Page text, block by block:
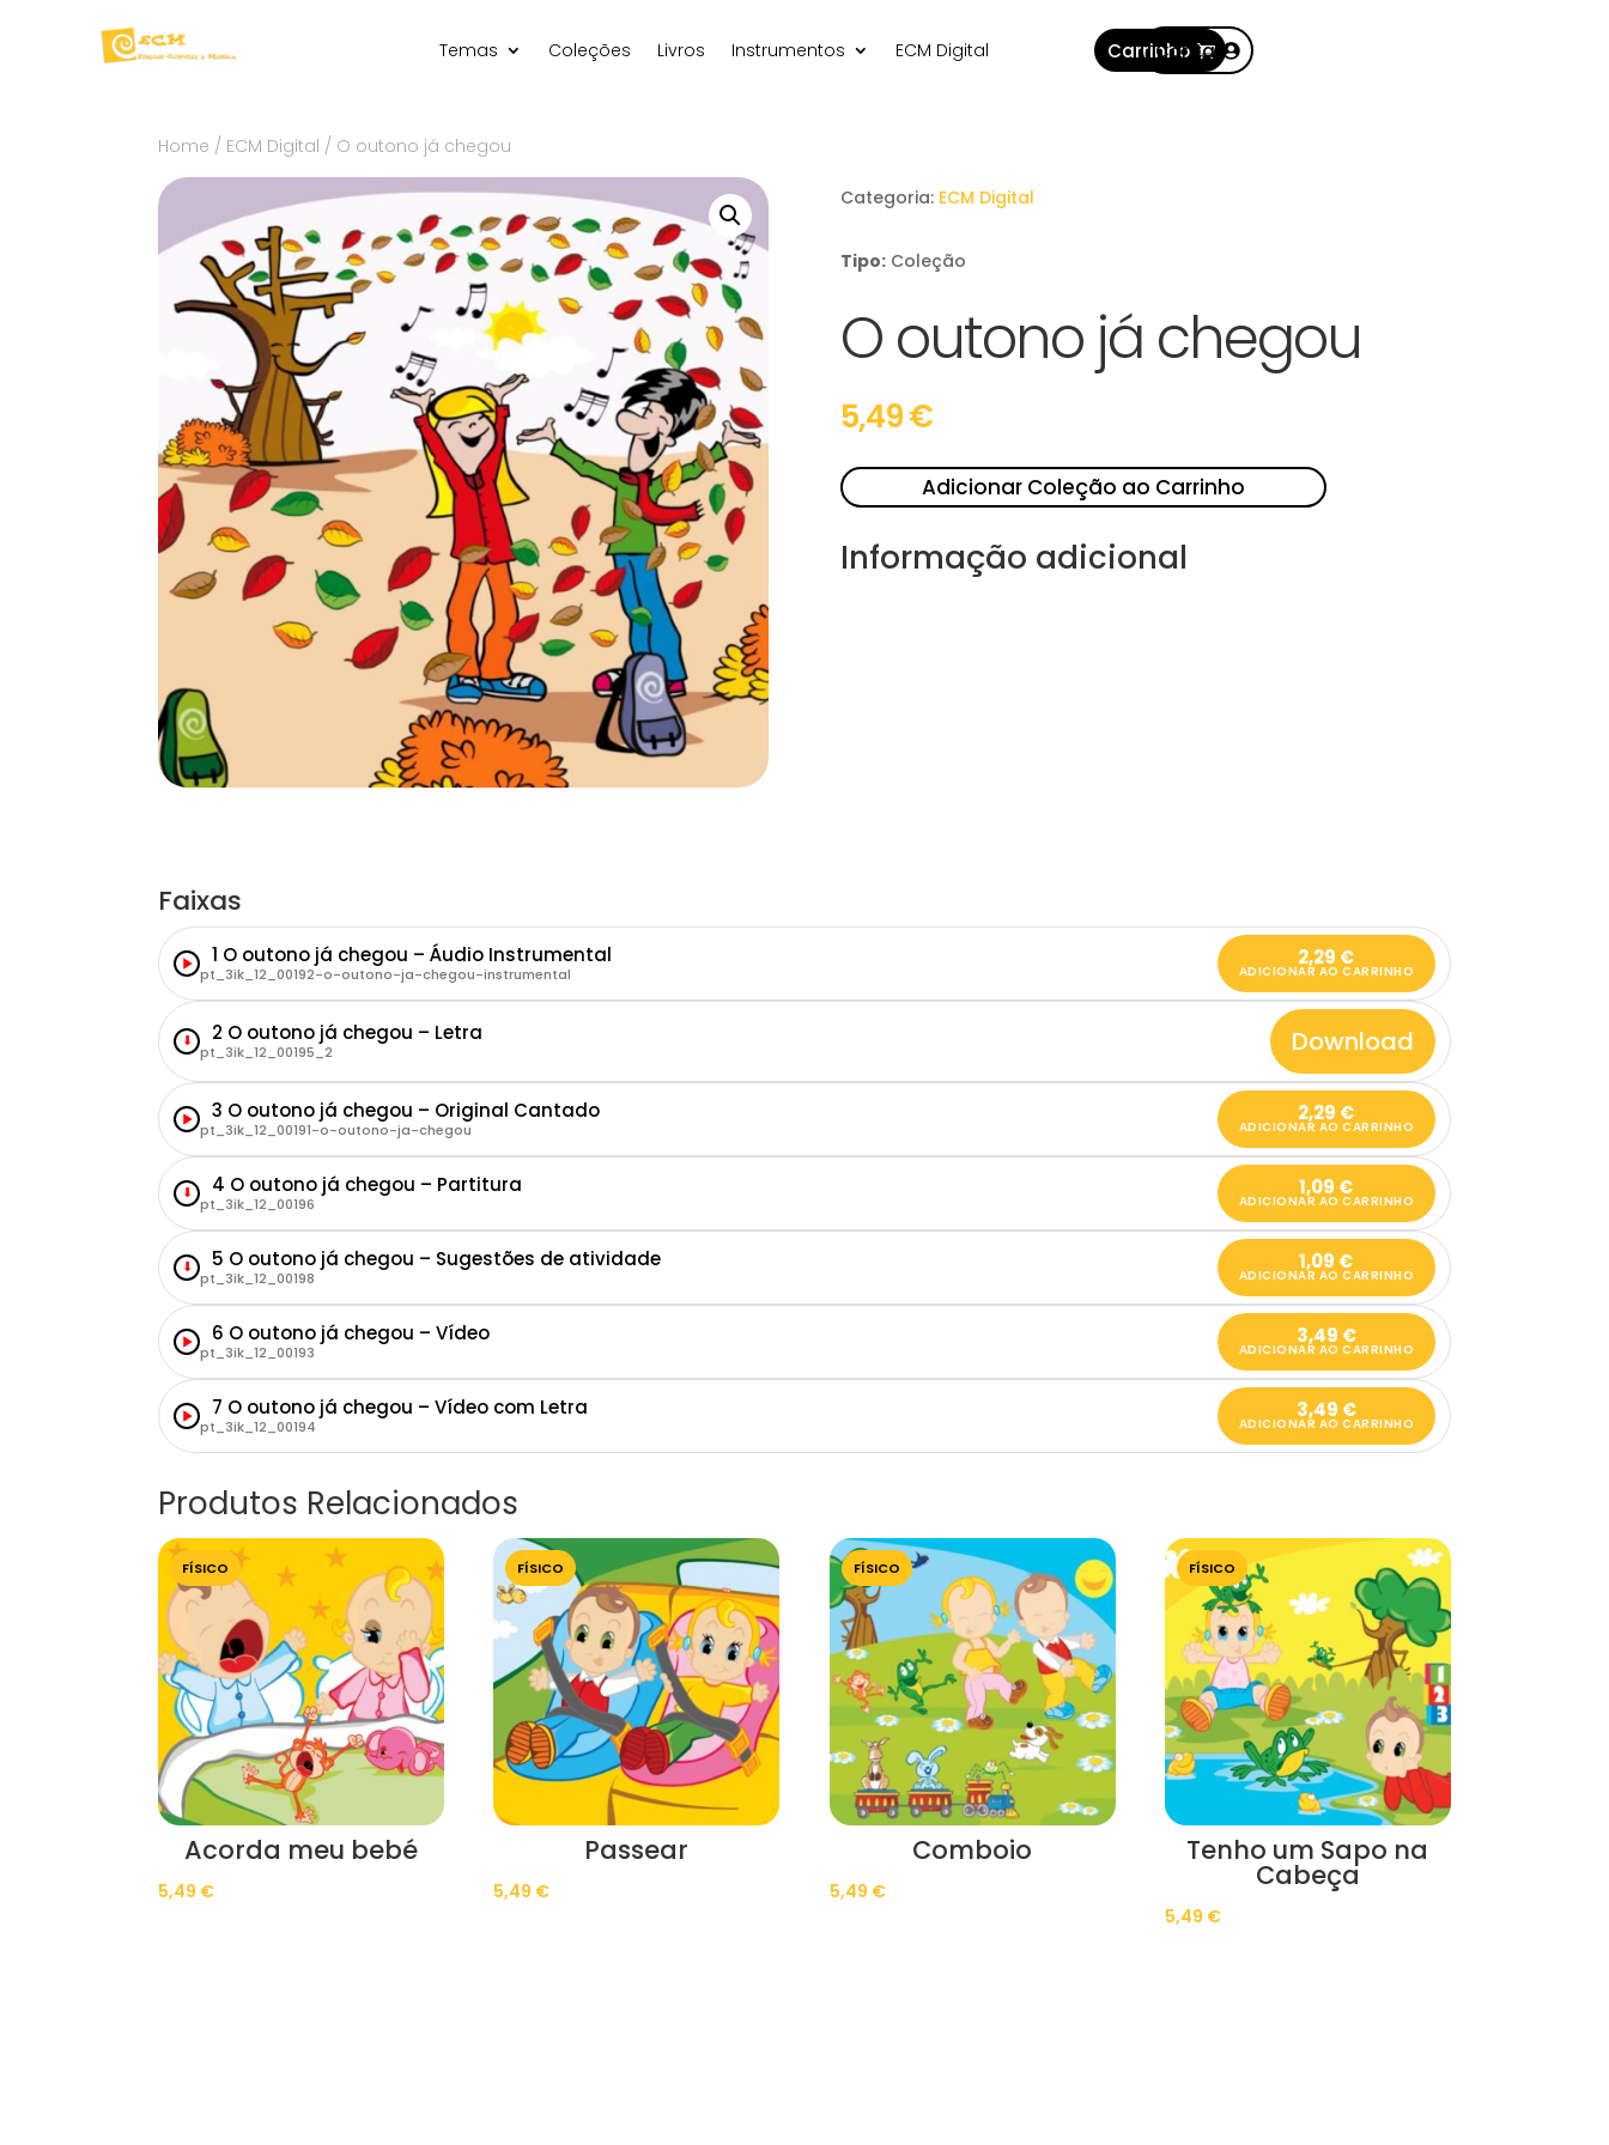
Temas Coleções Livros Instrumentos ECM Digital Carrinho
Conta
Home / ECM Digital / O outono já chegou
Categoria: ECM Digital
Tipo: Coleção
O outono já chegou
5,49€
Adicionar Coleção ao Carrinho
Informação adicional
Faixas
1 O outono já chegou – Áudio Instrumental
pt_3ik_12_00192-o-outono-ja-chegou-instrumental
2,29 €
ADICIONAR AO CARRINHO
⬇ 2 O outono já chegou – Letra
pt_3ik_12_00195_2 Download
3 O outono já chegou – Original Cantado
pt_3ik_12_00191-o-outono-ja-chegou
2,29 €
ADICIONAR AO CARRINHO
⬇ 4 O outono já chegou – Partitura
pt_3ik_12_00196
1,09 €
ADICIONAR AO CARRINHO
⬇ 5 O outono já chegou – Sugestões de atividade
pt_3ik_12_00198
1,09 €
ADICIONAR AO CARRINHO
6 O outono já chegou – Vídeo
pt_3ik_12_00193
3,49 €
ADICIONAR AO CARRINHO
7 O outono já chegou – Vídeo com Letra
pt_3ik_12_00194
3,49 €
ADICIONAR AO CARRINHO
Produtos Relacionados
FÍSICO
Acorda meu bebé
5,49 €
FÍSICO
Passear
5,49 €
FÍSICO
Comboio
5,49 €
FÍSICO
Tenho um Sapo na
Cabeça
5,49 €